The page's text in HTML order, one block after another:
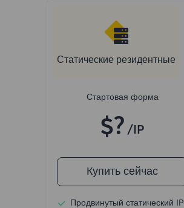
Статические резидентные
Стартовая форма
$? /IP
Купить сейчас
Продвинутый статический IP